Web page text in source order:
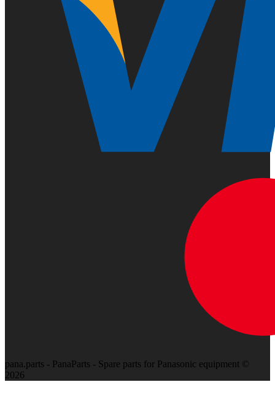
pana.parts - PanaParts - Spare parts for Panasonic equipment ©
2026